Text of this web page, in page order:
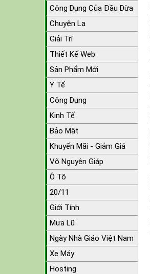
Công Dụng Của Đầu Dừa
Chuyện Lạ
Giải Trí
Thiết Kế Web
Sản Phẩm Mới
Y Tế
Công Dụng
Kinh Tế
Bảo Mật
Khuyến Mãi - Giảm Giá
Võ Nguyên Giáp
Ô Tô
20/11
Giới Tính
Mưa Lũ
Ngày Nhà Giáo Việt Nam
Xe Máy
Hosting